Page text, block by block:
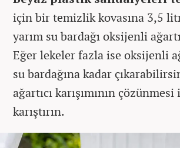
için bir temizlik kovasına 3,5
yarım su bardağı oksijenli
Eğer lekeler fazla ise oksijenli
su bardağına kadar
ağartıcı karışımının
karıştırın.